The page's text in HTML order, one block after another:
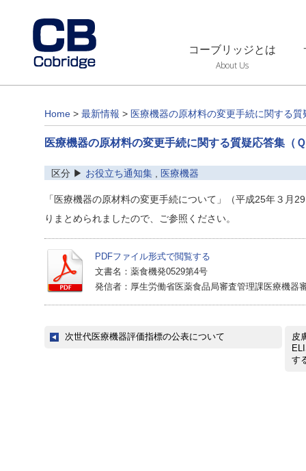
コーブリッジとは
About Us
Home > 最新情報 > 医療機器の原材料の変更手続に関する
医療機器の原材料の変更手続に関する質疑応答集（
区分 ▶ お役立ち通知集 医療機器
「医療機器の原材料の変更手続について」（平成25年３月
りまとめられましたので、ご参照ください。
PDFファイル形式で閲覧する
文書名：薬食機発0529第4号
発信者：厚生労働省医薬食品局審査管理課医療機器
次世代医療機器評価指標の公表について
皮
す